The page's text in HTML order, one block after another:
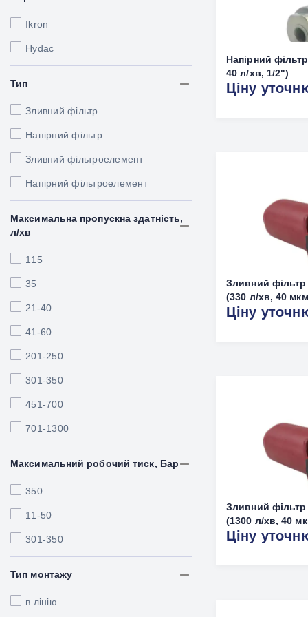
Ikron
Hydac
Тип
Зливний фільтр
Напірний фільтр
Зливний фільтроелемент
Напірний фільтроелемент
Максимальна пропускна здатність,
л/хв
115
35
21-40
41-60
201-250
301-350
451-700
701-1300
Максимальний робочий тиск, Бар
350
11-50
301-350
Тип монтажу
в лінію
Напірний
40 л/хв, 1/2")
Ціну
Зливний фільтр
(330 л/хв, 40
Ціну
Зливний фільтр
(1300 л/хв, 40
Ціну